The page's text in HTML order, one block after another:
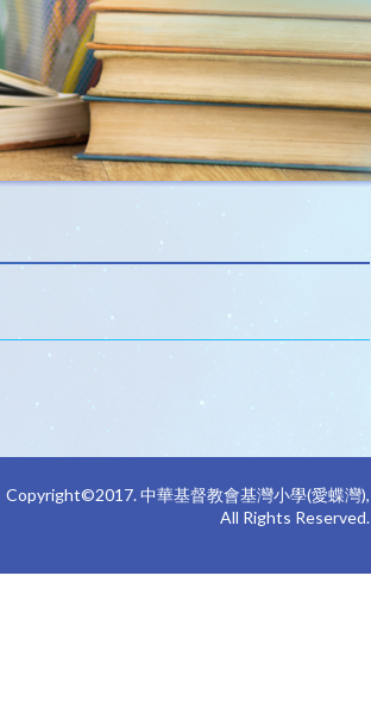
Copyright©2017. 中華基督教會基灣小學(愛蝶灣),
All Rights Reserved.